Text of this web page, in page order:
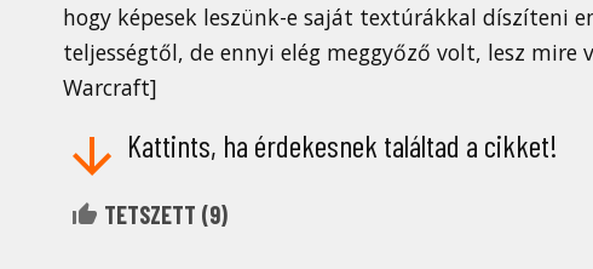
hogy képesek leszünk-e saját textúrákkal díszíteni
teljességtől, de ennyi elég meggyőző volt, lesz mire
Warcraft]
Kattints, ha érdekesnek találtad a cikket!
TETSZETT (9)